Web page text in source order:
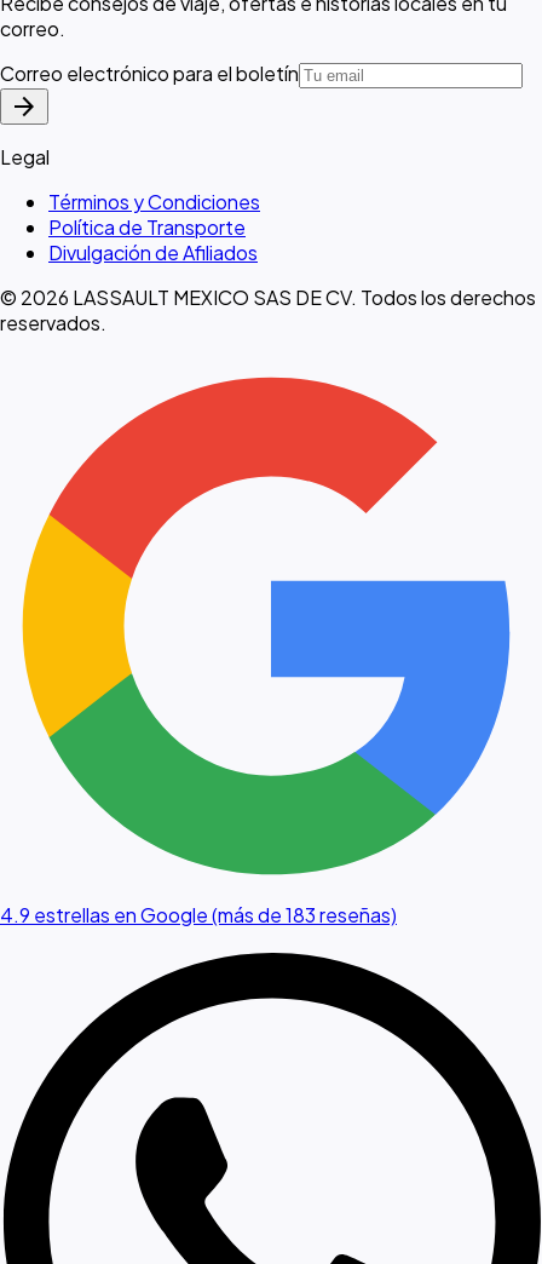
correo.
Correo electrónico para el boletín
arrow_forward
Legal
Términos y Condiciones
Política de Transporte
Divulgación de Afiliados
© 2026 LASSAULT MEXICO SAS DE CV. Todos los derechos
reservados.
4.9 estrellas en Google (más de 183 reseñas)